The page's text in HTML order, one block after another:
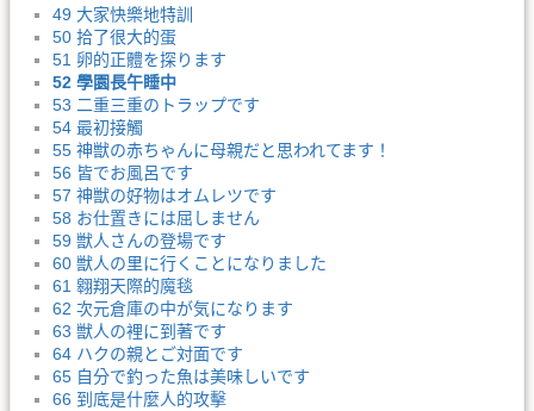
49 大家快樂地特訓
50 拾了很大的蛋
51 卵的正體を探ります
52 學園長午睡中
53 二重三重のトラップです
54 最初接觸
55 神獣の赤ちゃんに母親だと思われてます！
56 皆でお風呂です
57 神獣の好物はオムレツです
58 お仕置きには屈しません
59 獣人さんの登場です
60 獣人の里に行くことになりました
61 翱翔天際的魔毯
62 次元倉庫の中が気になります
63 獣人の裡に到著です
64 ハクの親とご対面です
65 自分で釣った魚は美味しいです
66 到底是什麼人的攻擊